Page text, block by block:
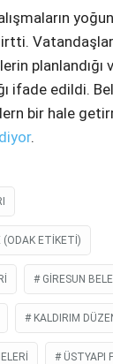
planlandığı
ifade edildi.
bir hale
.
(ODAK ETIKETI)
GIRESUN
KALDIRIM
ÜSTYAPI